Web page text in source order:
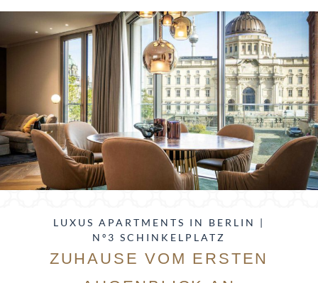
LUXUS APARTMENTS IN BERLIN |
Nº3 SCHINKELPLATZ
ZUHAUSE VOM ERSTEN